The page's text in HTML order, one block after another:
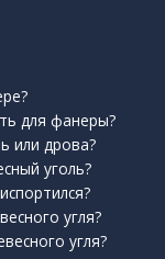
для фанеры?
или дрова?
уголь?
угля?
угля?